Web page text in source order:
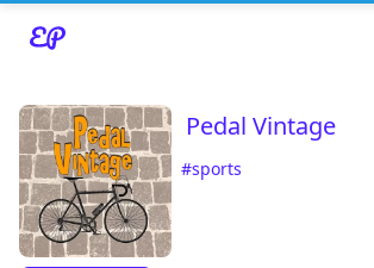
Read about our content policies
Pedal Vintage
#sports